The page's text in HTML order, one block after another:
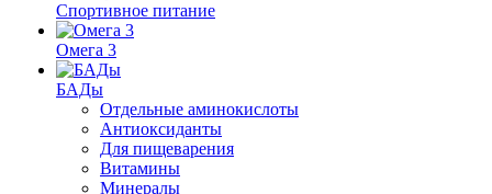
Спортивное питание
Омега 3
БАДы
Отдельные аминокислоты
Антиоксиданты
Для пищеварения
Витамины
Минералы